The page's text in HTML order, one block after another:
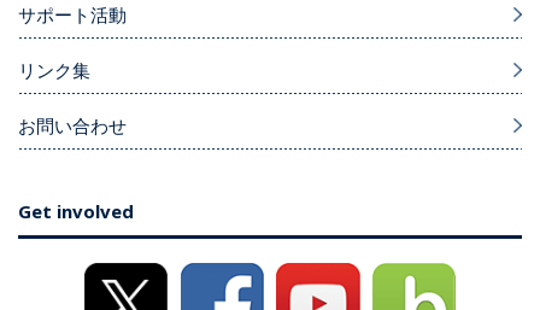
サポート活動
リンク集
お問い合わせ
Get involved